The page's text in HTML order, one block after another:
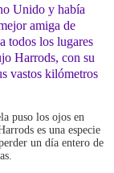
Unido y había
amiga de
todos los lugares
Harrods, con su
vastos kilómetros
puso los ojos en
es una especie
un día entero de